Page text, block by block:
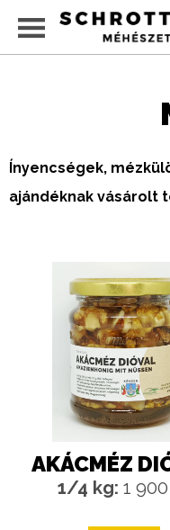
Ínyencségek,
ajándéknak vásárolt
AKÁCMÉZ
1/4 kg: 1